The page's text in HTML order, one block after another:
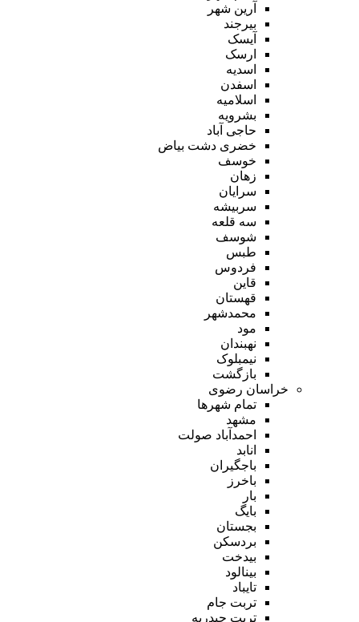
آرین شهر
بیرجند
آیسک
ارسک
اسدیه
اسفدن
اسلامیه
بشرویه
حاجی آباد
خضری دشت بیاض
خوسف
زهان
سرایان
سربیشه
سه قلعه
شوسف
طبس
فردوس
قاین
قهستان
محمدشهر
مود
نهبندان
نیمبلوک
بازگشت
خراسان رضوی
تمام شهر‌ها
مشهد
احمدآباد صولت
انابد
باجگیران
باخرز
بار
بایگ
بجستان
بردسکن
بیدخت
بینالود
تایباد
تربت جام
تربت حیدریه